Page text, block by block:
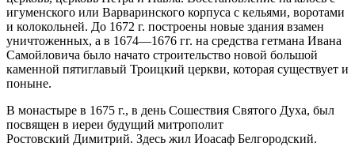
игуменского или Варваринского корпуса с кельями, воротами
и колокольней. До 1672 г. построены новые здания взамен
уничтоженных, а в 1674—1676 гг. на средства гетмана Ивана
Самойловича было начато строительство новой большой
каменной пятиглавый Троицкий церкви, которая существует и
поныне.
В монастыре в 1675 г., в день Сошествия Святого Духа, был
посвящен в иереи будущий митрополит
Ростовский Димитрий. Здесь жил Иоасаф Белгородский.